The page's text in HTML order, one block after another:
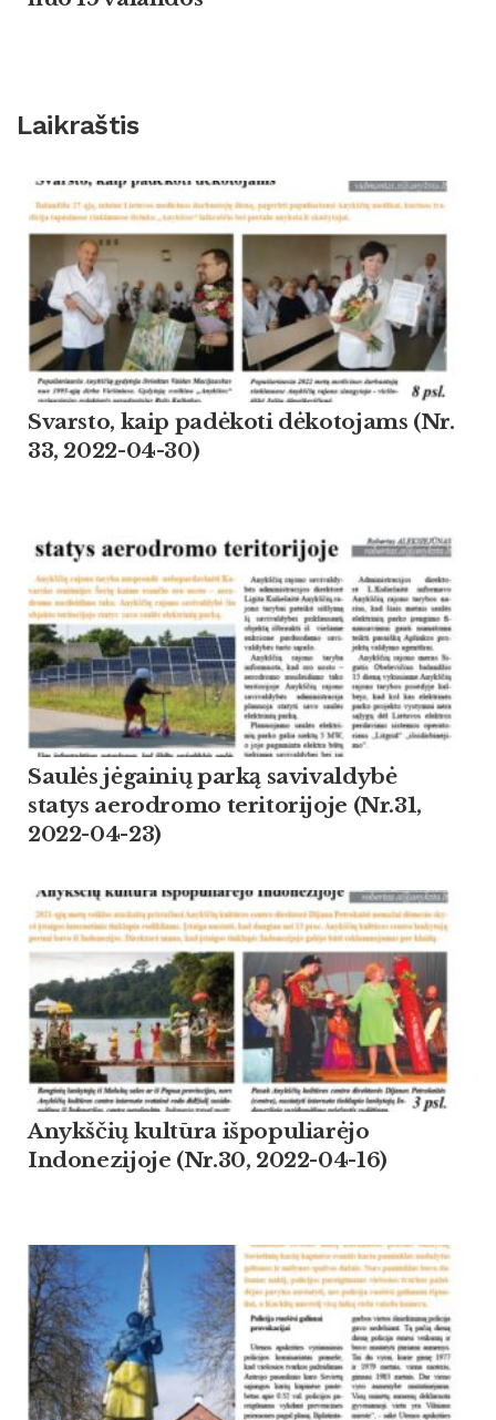
Laikraštis
Svarsto, kaip padėkoti dėkotojams (Nr.
33, 2022-04-30)
Saulės jėgainių parką savivaldybė
statys aerodromo teritorijoje (Nr.31,
2022-04-23)
Anykščių kultūra išpopuliarėjo
Indonezijoje (Nr.30, 2022-04-16)